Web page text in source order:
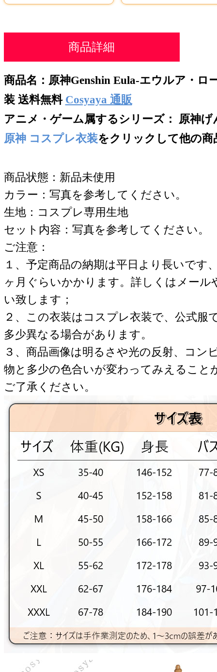
商品詳細
商品名： 原神Genshin Eula-エウルア・ロ
装 送料無料 Cosyaya 通販
アニメ・ゲーム属するシリーズ： 原神げ
原神 コスプレ衣装をクリックして他の商
商品状態：新品未使用
カラー：写真を参考してください。
生地：コスプレ専用生地
セット内容：写真を参考してください。
ご注意：
１、予定商品の納期は平日より長いです
ヶ月ぐらいかかります。詳しくはメール
い致します；
２、この衣装はコスプレ衣装で、公式服
多少異なる場合があります。
３、商品画像は明るさや光の反射、コン
物と多少の色合いが変わってみえること
ご了承ください。